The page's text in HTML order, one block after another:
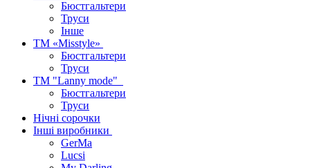
Бюстгальтери
Труси
Інше
ТМ «Misstyle»
Бюстгальтери
Труси
ТМ "Lanny mode"
Бюстгальтери
Труси
Нічні сорочки
Інші виробники
GerMa
Lucsi